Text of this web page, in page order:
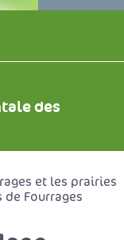
des
et les prairies
de Fourrages